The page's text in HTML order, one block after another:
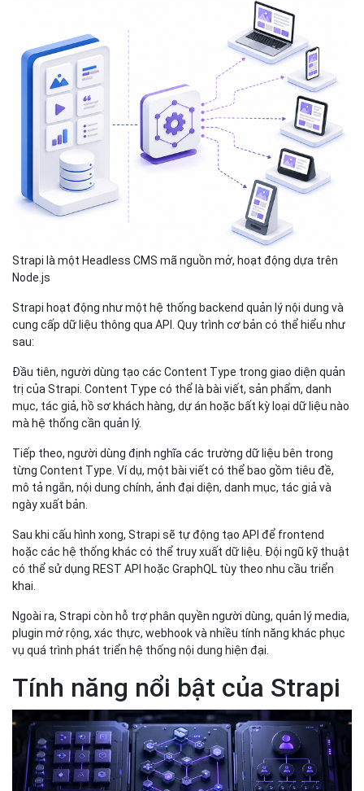
Strapi là một Headless CMS mã nguồn mở, hoạt động dựa trên
Node.js
Strapi hoạt động như một hệ thống backend quản lý nội dung và
cung cấp dữ liệu thông qua API. Quy trình cơ bản có thể hiểu như
sau:
Đầu tiên, người dùng tạo các Content Type trong giao diện quản
trị của Strapi. Content Type có thể là bài viết, sản phẩm, danh
mục, tác giả, hồ sơ khách hàng, dự án hoặc bất kỳ loại dữ liệu nào
mà hệ thống cần quản lý.
Tiếp theo, người dùng định nghĩa các trường dữ liệu bên trong
từng Content Type. Ví dụ, một bài viết có thể bao gồm tiêu đề,
mô tả ngắn, nội dung chính, ảnh đại diện, danh mục, tác giả và
ngày xuất bản.
Sau khi cấu hình xong, Strapi sẽ tự động tạo API để frontend
hoặc các hệ thống khác có thể truy xuất dữ liệu. Đội ngũ kỹ thuật
có thể sử dụng REST API hoặc GraphQL tùy theo nhu cầu triển
khai.
Ngoài ra, Strapi còn hỗ trợ phân quyền người dùng, quản lý media,
plugin mở rộng, xác thực, webhook và nhiều tính năng khác phục
vụ quá trình phát triển hệ thống nội dung hiện đại.
Tính năng nổi bật của Strapi